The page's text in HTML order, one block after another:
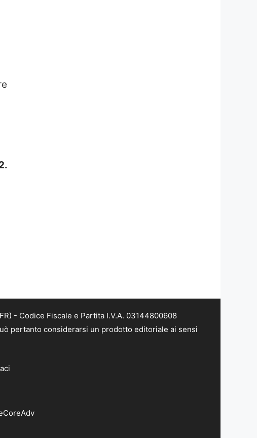
- Codice Fiscale e Partita I.V.A. 03144800608
pertanto considerarsi un prodotto editoriale ai sensi